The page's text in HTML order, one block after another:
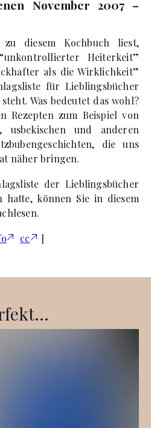
November 2007 –
zu diesem Kochbuch liest,
Heiterkeit”
als die Wirklichkeit”
für Lieblingsbücher
Was bedeutet das wohl?
Rezepten zum Beispiel von
usbekischen und anderen
die uns
näher bringen.
der Lieblingsbücher
hatte, können Sie in diesem
cc ]